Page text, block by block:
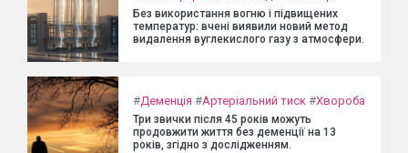
Без використання вогню і підвищених
температур: вчені виявили новий метод
видалення вуглекислого газу з атмосфери.
#Деменція #Артеріальний тиск #Хвороба
Три звички після 45 років можуть
продовжити життя без деменції на 13
років, згідно з дослідженням.